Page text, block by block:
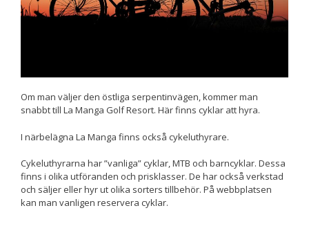
Om man väljer den östliga serpentinvägen, kommer man
snabbt till La Manga Golf Resort. Här finns cyklar att hyra.
I närbelägna La Manga finns också cykeluthyrare.
Cykeluthyrarna har ”vanliga” cyklar, MTB och barncyklar. Dessa
finns i olika utföranden och prisklasser. De har också verkstad
och säljer eller hyr ut olika sorters tillbehör. På webbplatsen
kan man vanligen reservera cyklar.
fungera.
kunna
hemsidans
funktionalitet
uppbyggnad,
hur
hemsidan
används.